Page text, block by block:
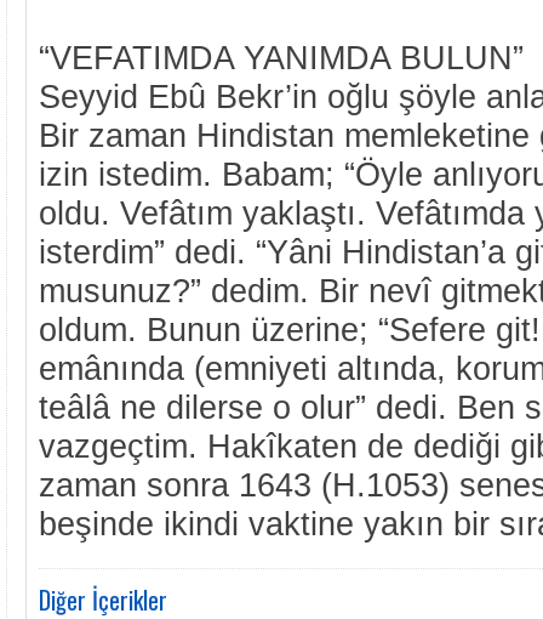
“VEFATIMDA YANIMDA BULUN”
Seyyid Ebû Bekr’in oğlu şöyle
Bir zaman Hindistan
izin istedim. Babam; “Öyle
oldu. Vefâtım yaklaştı. Vefâtımda
isterdim” dedi. “Yâni Hindistan’a
musunuz?” dedim. Bir nevî
oldum. Bunun üzerine; “Sefere
emânında (emniyeti altında,
teâlâ ne dilerse o olur” dedi. Ben
vazgeçtim. Hakîkaten de dediği
zaman sonra 1643 (H.1053)
beşinde ikindi vaktine yakın bir
Diğer İçerikler